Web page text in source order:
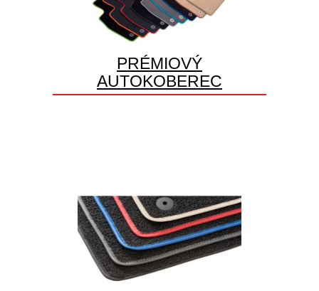
PRÉMIOVÝ
AUTOKOBEREC